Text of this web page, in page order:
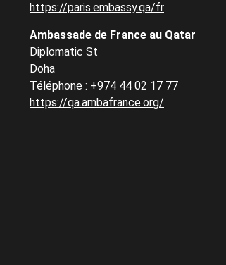
https://paris.embassy.qa/fr
Ambassade de France au Qatar
Diplomatic St
Doha
Téléphone : +974 44 02 17 77
https://qa.ambafrance.org/